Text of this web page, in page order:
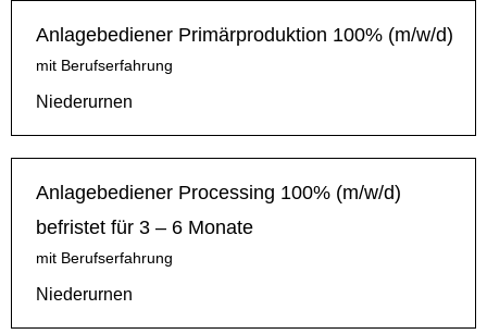
Anlagebediener Primärproduktion 100% (m/w/d)
mit Berufserfahrung
Niederurnen
Anlagebediener Processing 100% (m/w/d)
befristet für 3 – 6 Monate
mit Berufserfahrung
Niederurnen